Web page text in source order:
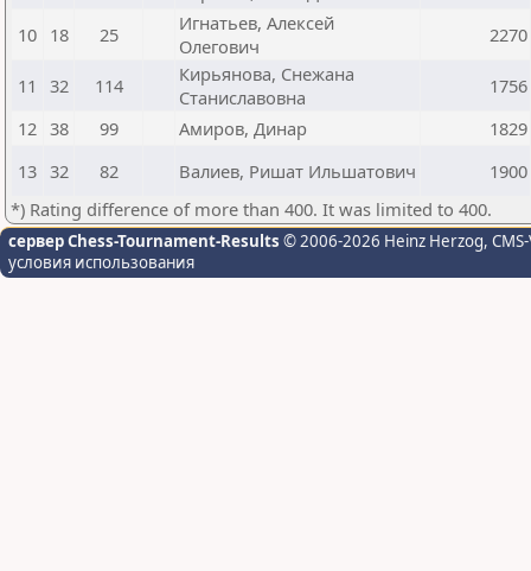
10 18 25
Игнатьев, Алексей
Олегович
2270
11 32 114
Кирьянова, Снежана
Станиславовна
1756
12 38 99 Амиров, Динар
1829
13 32 82 Валиев, Ришат Ильшатович
1900
*) Rating difference of more than 400. It was limited to 400.
сервер Chess-Tournament-Results © 2006-2026 Heinz Herzog,
условия использования